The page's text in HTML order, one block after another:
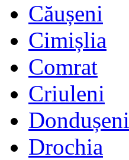
Căușeni
Cimișlia
Comrat
Criuleni
Dondușeni
Drochia